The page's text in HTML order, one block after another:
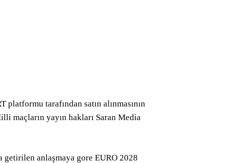
tarafından satın alınmasının
maçların yayın hakları Saran Media
anlaşmaya gore EURO 2028